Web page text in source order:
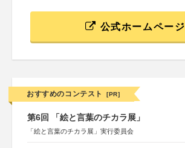
公式ホームページ
おすすめのコンテスト [PR]
第6回 「絵と言葉のチカラ展」
「絵と言葉のチカラ展」実行委員会